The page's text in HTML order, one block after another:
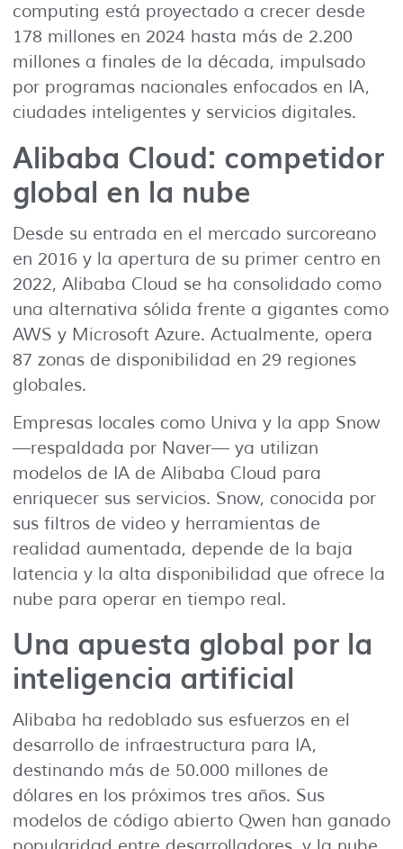
computing está proyectado a crecer desde
178 millones en 2024 hasta más de 2.200
millones a finales de la década, impulsado
por programas nacionales enfocados en IA,
ciudades inteligentes y servicios digitales.
Alibaba Cloud: competidor
global en la nube
Desde su entrada en el mercado surcoreano
en 2016 y la apertura de su primer centro en
2022, Alibaba Cloud se ha consolidado como
una alternativa sólida frente a gigantes como
AWS y Microsoft Azure. Actualmente, opera
87 zonas de disponibilidad en 29 regiones
globales.
Empresas locales como Univa y la app Snow
—respaldada por Naver— ya utilizan
modelos de IA de Alibaba Cloud para
enriquecer sus servicios. Snow, conocida por
sus filtros de video y herramientas de
realidad aumentada, depende de la baja
latencia y la alta disponibilidad que ofrece la
nube para operar en tiempo real.
Una apuesta global por la
inteligencia artificial
Alibaba ha redoblado sus esfuerzos en el
desarrollo de infraestructura para IA,
destinando más de 50.000 millones de
dólares en los próximos tres años. Sus
modelos de código abierto Qwen han ganado